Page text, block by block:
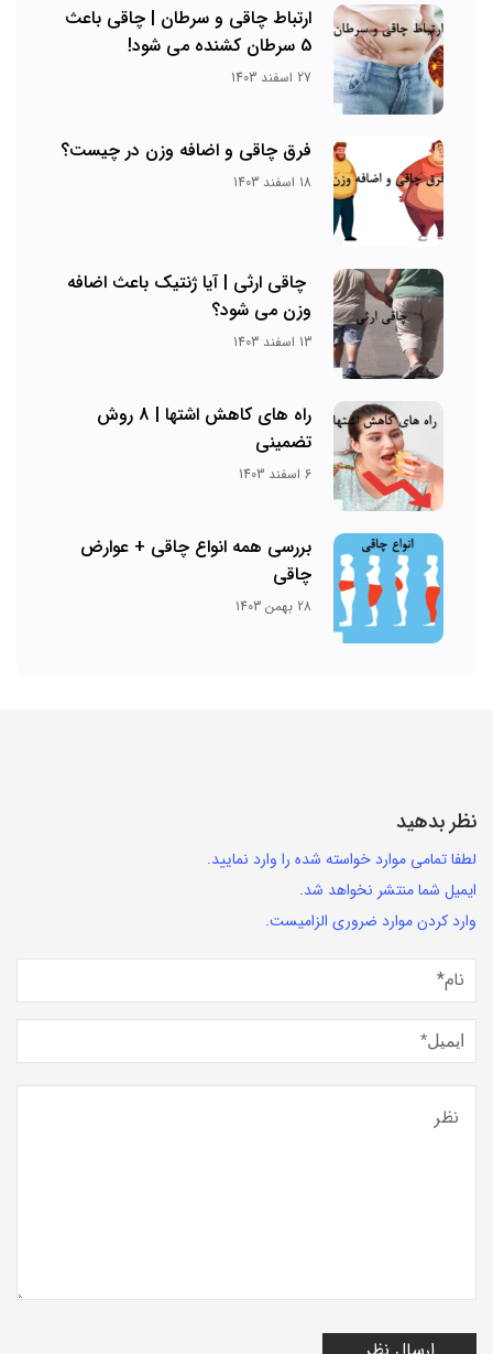
ارتباط چاقی و سرطان | چاقی باعث
5 سرطان کشنده می شود!
27 اسفند 1403
فرق چاقی و اضافه وزن در چیست؟
18 اسفند 1403
چاقی ارثی | آیا ژنتیک باعث اضافه
وزن می شود؟
13 اسفند 1403
راه های کاهش اشتها | 8 روش
تضمینی
6 اسفند 1403
بررسی همه انواع چاقی + عوارض
چاقی
28 بهمن 1403
نظر بدهید
لطفا تمامی موارد خواسته شده را وارد نمایید.
ایمیل شما منتشر نخواهد شد.
وارد کردن موارد ضروری الزامیست.